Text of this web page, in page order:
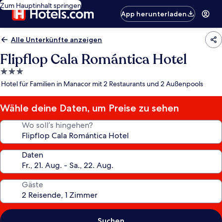
Zum Hauptinhalt springen
App herunterladen
Alle Unterkünfte anzeigen
Flipflop Cala Romántica Hotel
3.0-
Sterne-
Hotel für Familien in Manacor mit 2 Restaurants und 2 Außenpools
Wähle deine Daten, um Preise zu sehen
Wo soll’s hingehen?
Daten
Gäste